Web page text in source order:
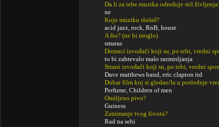
Da li za tebe muzika određuje stil
ne
Koju muziku slušaš?
acid jazz, rock, RnB, house
A što? (ne bi moglo)
smaras
Domaci izvođači koji su, po tebi, vredni
to bi zahtevalo malo razmisljanja
Strani izvođači koji su, po tebi, vredni
Dave matthews band, eric clapton itd
Dobar film koj si gledao/la u poslednje
Perfume, Children of men
Omiljeno pivo?
Guiness
Zanimanje tvog života?
Rad na sebi